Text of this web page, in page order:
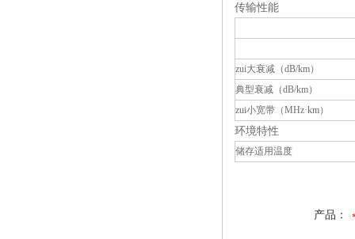
传输性能
zui大衰减（dB/km）
典型衰减（dB/km）
zui小宽带（MHz·km）
环境特性
储存适用温度
产品：